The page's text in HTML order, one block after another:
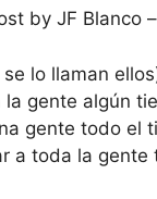
by JF Blanco –
lo llaman
gente algún
gente todo el
a toda la gente